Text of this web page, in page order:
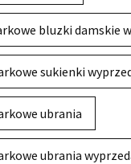
bluzki damskie
sukienki
ubrania
ubrania